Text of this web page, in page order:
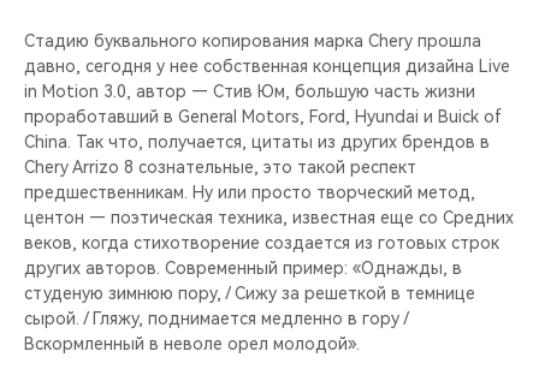
Стадию буквального копирования марка Chery прошла
давно, сегодня у нее собственная концепция дизайна Live
in Motion 3.0, автор — Стив Юм, большую часть жизни
проработавший в General Motors, Ford, Hyundai и Buick of
China. Так что, получается, цитаты из других брендов в
Chery Arrizo 8 сознательные, это такой респект
предшественникам. Ну или просто творческий метод,
центон — поэтическая техника, известная еще со Средних
веков, когда стихотворение создается из готовых строк
других авторов. Современный пример: «Однажды, в
студеную зимнюю пору, / Сижу за решеткой в темнице
сырой. / Гляжу, поднимается медленно в гору /
Вскормленный в неволе орел молодой».